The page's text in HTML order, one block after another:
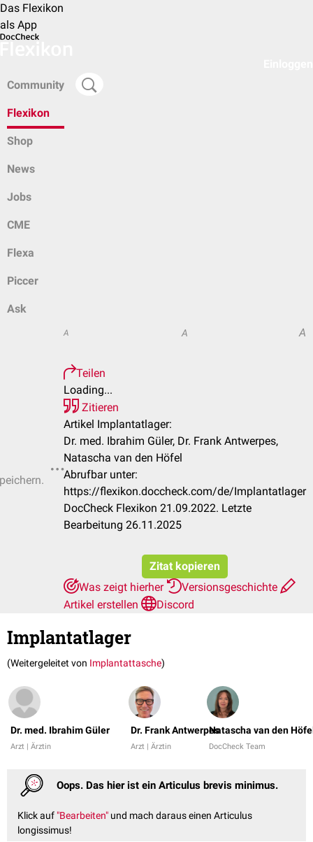
Das Flexikon
als App
Community
Flexikon
Shop
News
Jobs
CME
Flexa
Piccer
Ask
A A A
Teilen
Loading...
Zitieren
Artikel Implantatlager:
Dr. med. Ibrahim Güler, Dr. Frank Antwerpes,
Natascha van den Höfel
Abrufbar unter:
https://flexikon.doccheck.com/de/Implantatlager
DocCheck Flexikon 21.09.2022. Letzte
Bearbeitung 26.11.2025
Zitat kopieren
Was zeigt hierher
Versionsgeschichte
Artikel erstellen
Discord
Implantatlager
(Weitergeleitet von Implantattasche)
Dr. med. Ibrahim Güler
Arzt | Ärztin
Dr. Frank Antwerpes
Arzt | Ärztin
Natascha van den
DocCheck Team
Oops. Das hier ist ein Articulus brevis minimus.
Klick auf "Bearbeiten" und mach daraus einen Articulus
longissimus!